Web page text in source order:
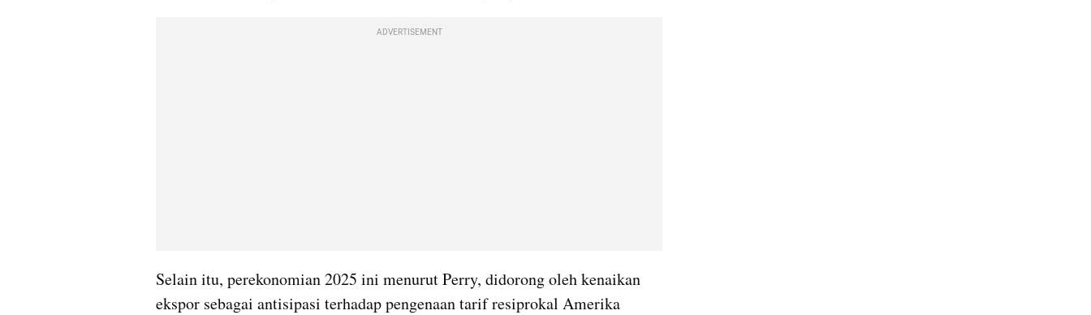
ADVERTISEMENT
Selain itu, perekonomian 2025 ini menurut Perry, didorong oleh kenaikan
ekspor sebagai antisipasi terhadap pengenaan tarif resiprokal Amerika